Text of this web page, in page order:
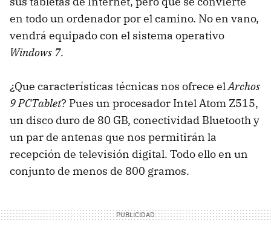
en todo un ordenador por el camino. No en vano,
vendrá equipado con el sistema operativo
Windows 7.
¿Que características técnicas nos ofrece el Archos
9 PCTablet? Pues un procesador Intel Atom Z515,
un disco duro de 80 GB, conectividad Bluetooth y
un par de antenas que nos permitirán la
recepción de televisión digital. Todo ello en un
conjunto de menos de 800 gramos.